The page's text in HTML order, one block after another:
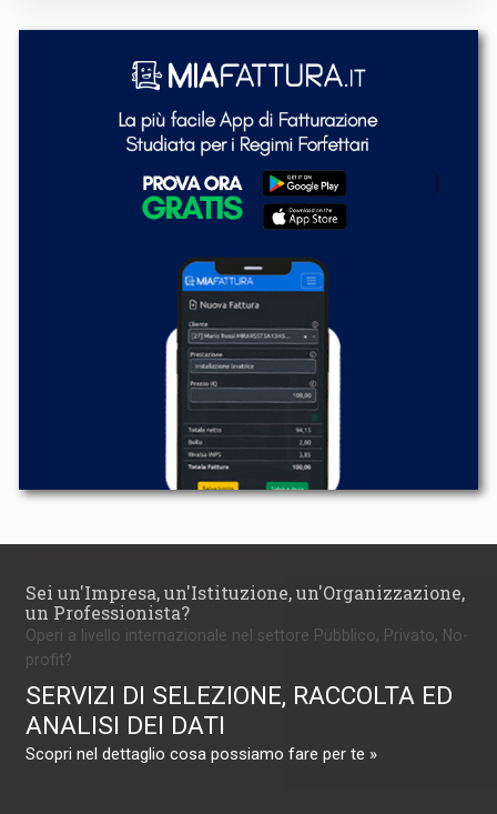
Sei un'Impresa, un'Istituzione, un'Organizzazione,
un Professionista?
Operi a livello internazionale nel settore Pubblico, Privato, No-
profit?
SERVIZI DI SELEZIONE, RACCOLTA ED
ANALISI DEI DATI
Scopri nel dettaglio cosa possiamo fare per te »